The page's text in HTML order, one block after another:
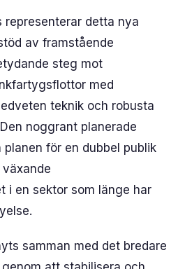
representerar detta nya
av framstående
steg mot
med
teknik och robusta
noggrant planerade
för en dubbel publik
i en sektor som länge har
samman med det bredare